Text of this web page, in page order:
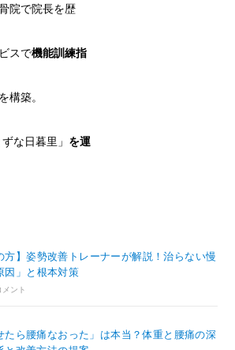
院で院長を歴
スで機能訓練指
構築。
な日暮里」 を運
方】姿勢改善トレーナーが解説！治らない慢
因」と根本対策
ント
たら腰痛なおった」は本当？体重と腰痛の深